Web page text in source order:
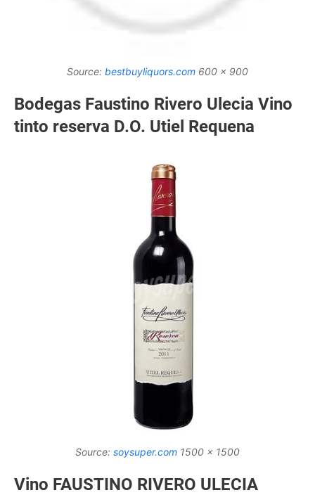
Source: bestbuyliquors.com 600 x 900
Bodegas Faustino Rivero Ulecia Vino
tinto reserva D.O. Utiel Requena
Source: soysuper.com 1500 x 1500
Vino FAUSTINO RIVERO ULECIA